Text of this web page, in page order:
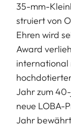
35-mm-
struiert von
Ehren wird
Award
international
Jahr zum
neue LOBA-
Jahr